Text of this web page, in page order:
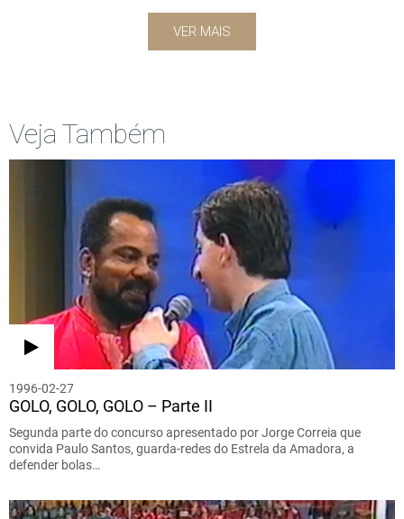
VER MAIS
Veja Também
1996-02-27
GOLO, GOLO, GOLO – Parte II
Segunda parte do concurso apresentado por Jorge Correia que
convida Paulo Santos, guarda-redes do Estrela da Amadora, a
defender bolas…